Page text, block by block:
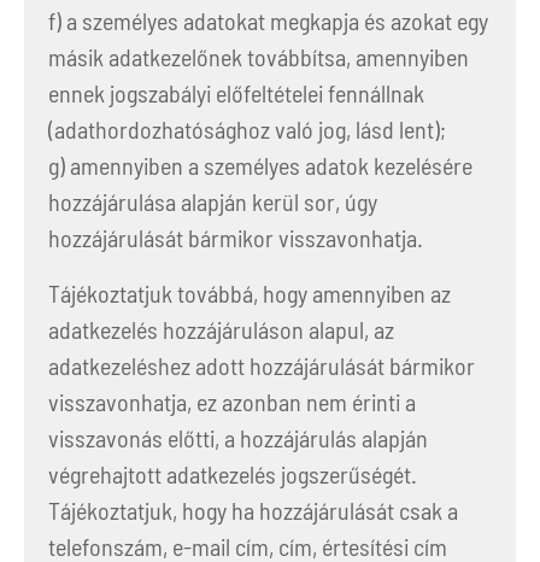
f) a személyes adatokat megkapja és azokat egy
másik adatkezelőnek továbbítsa, amennyiben
ennek jogszabályi előfeltételei fennállnak
(adathordozhatósághoz való jog, lásd lent);
g) amennyiben a személyes adatok kezelésére
hozzájárulása alapján kerül sor, úgy
hozzájárulását bármikor visszavonhatja.
Tájékoztatjuk továbbá, hogy amennyiben az
adatkezelés hozzájáruláson alapul, az
adatkezeléshez adott hozzájárulását bármikor
visszavonhatja, ez azonban nem érinti a
visszavonás előtti, a hozzájárulás alapján
végrehajtott adatkezelés jogszerűségét.
Tájékoztatjuk, hogy ha hozzájárulását csak a
telefonszám, e-mail cím, cím, értesítési cím